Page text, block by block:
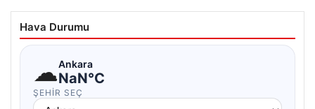
Hava Durumu
☁Ankara
NaN°C
ŞEHIR SEÇ